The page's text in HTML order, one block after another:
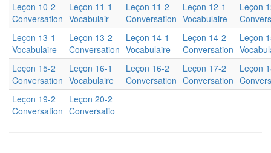
Leçon 10-2
Conversation
Leçon 11-1
Vocabulair
Leçon 11-2
Conversation
Leçon 12-1
Vocabulaire
Leçon
Leçon 13-1
Vocabulaire
Leçon 13-2
Conversation
Leçon 14-1
Vocabulaire
Leçon 14-2
Conversation
Leçon
Leçon 15-2
Conversation
Leçon 16-1
Vocabulaire
Leçon 16-2
Conversation
Leçon 17-2
Conversation
Leçon
Leçon 19-2
Conversation
Leçon 20-2
Conversatio